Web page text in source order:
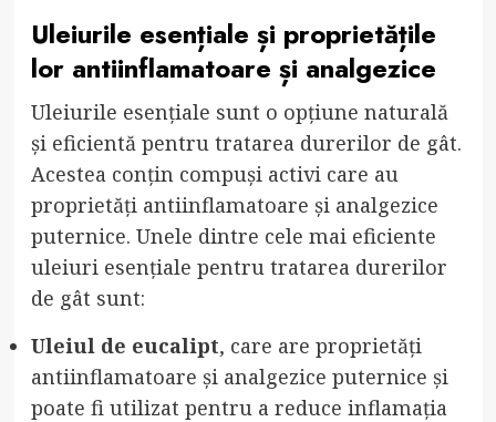
Uleiurile esențiale și proprietățile
lor antiinflamatoare și analgezice
Uleiurile esențiale sunt o opțiune naturală
și eficientă pentru tratarea durerilor de gât.
Acestea conțin compuși activi care au
proprietăți antiinflamatoare și analgezice
puternice. Unele dintre cele mai eficiente
uleiuri esențiale pentru tratarea durerilor
de gât sunt:
Uleiul de eucalipt, care are proprietăți
antiinflamatoare și analgezice puternice și
poate fi utilizat pentru a reduce inflamația